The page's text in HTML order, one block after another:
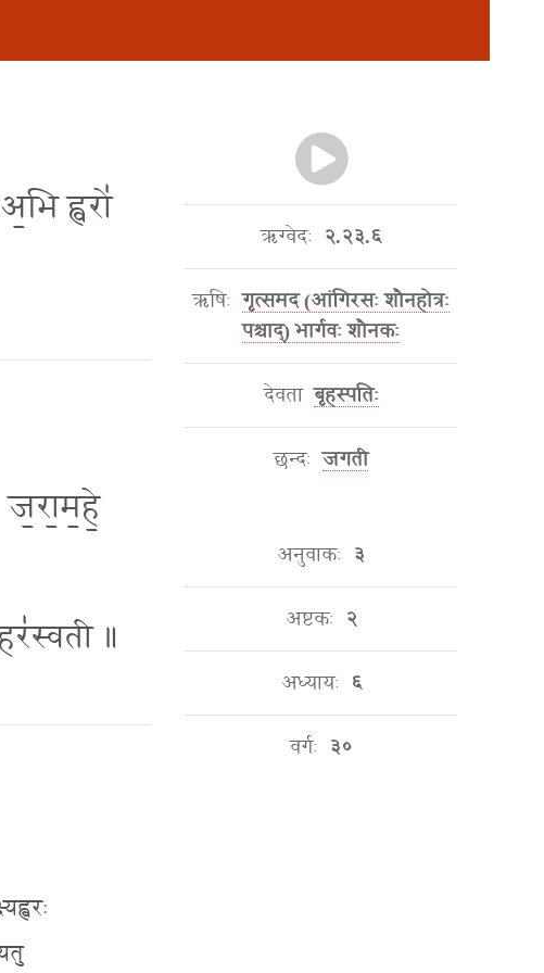
ह्वरो॑
ज॒रा॒म॒हे॒
॥
ऋग्वेदः २.२३.६
ऋषिः गृत्समद (आंगिरसः शौनहोत्रः
पश्चाद्) भार्गवः शौनकः
देवता बृहस्पतिः
छन्दः जगती
अनुवाकः ३
अष्टकः २
अध्यायः ६
वर्गः ३०